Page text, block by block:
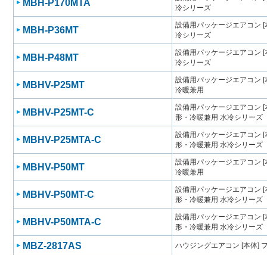
MBH-P170MTA
冷シリーズ
MBH-P36MT
設備用パッケージエアコン
冷シリーズ
MBH-P48MT
設備用パッケージエアコン
冷シリーズ
MBHV-P25MT
設備用パッケージエアコン
冷暖兼用
MBHV-P25MT-C
設備用パッケージエアコン
形・冷暖兼用 水冷シリーズ
MBHV-P25MTA-C
設備用パッケージエアコン
形・冷暖兼用 水冷シリーズ
MBHV-P50MT
設備用パッケージエアコン
冷暖兼用
MBHV-P50MT-C
設備用パッケージエアコン
形・冷暖兼用 水冷シリーズ
MBHV-P50MTA-C
設備用パッケージエアコン
形・冷暖兼用 水冷シリーズ
MBZ-2817AS ハウジングエアコン [本体]